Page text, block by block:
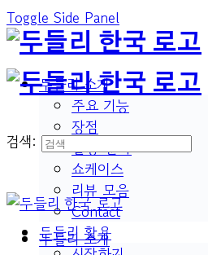
Toggle Side Panel
두들리 소개
주요 기능
장점
활용 분야
쇼케이스
리뷰 모음
Contact
두들리 활용
검색:
두들리 소개